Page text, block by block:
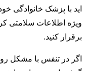
اید با پزشک خانوادگی
ویژه اطلاعات سلامتی
برقرار کنید.
اگر در تنفس با مشکل